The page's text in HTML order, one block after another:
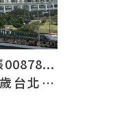
00878...
台北人